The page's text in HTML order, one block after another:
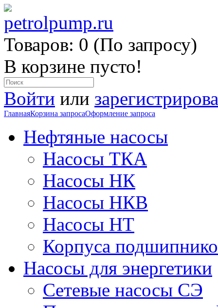
Товаров: 0 (По запросу)
В корзине пусто!
Войти или
ГлавнаяКорзина запросаОформление запроса
Нефтяные насосы
Насосы ТКА
Насосы НК
Насосы НКВ
Насосы НТ
Корпуса
Насосы для энергетики
Сетевые насосы СЭ